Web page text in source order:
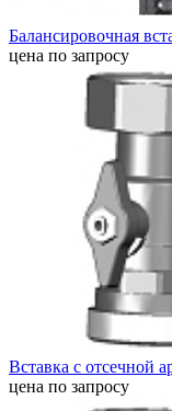
Балансировочная
цена по запросу
Вставка с отсечной
цена по запросу